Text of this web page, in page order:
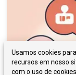
Usamos cookies
recursos em nosso
com o uso de